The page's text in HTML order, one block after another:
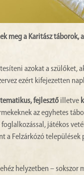
meg a Karitász
azokat a szülőket,
ezért kifejezetten
fejlesztő illetve
az egyhetes
játékos
Felzárkózó
helyzetben – sokszor